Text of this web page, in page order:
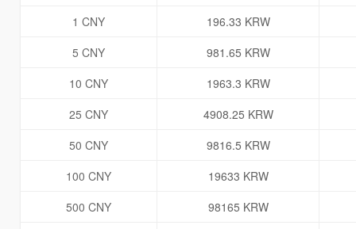
1 CNY
196.33 KRW
5 CNY
981.65 KRW
10 CNY
1963.3 KRW
25 CNY
4908.25 KRW
50 CNY
9816.5 KRW
100 CNY
19633 KRW
500 CNY
98165 KRW